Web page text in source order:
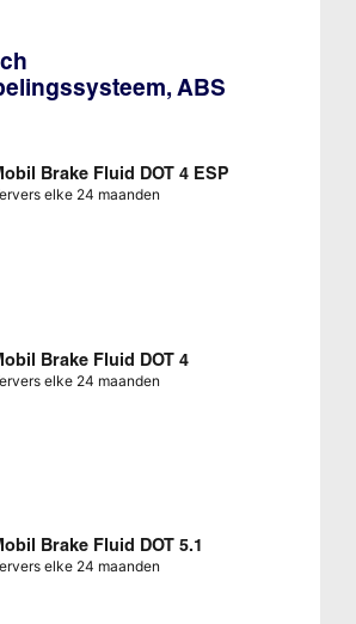
ABS
Brake Fluid DOT 4 ESP
elke 24 maanden
Brake Fluid DOT 4
elke 24 maanden
Brake Fluid DOT 5.1
elke 24 maanden